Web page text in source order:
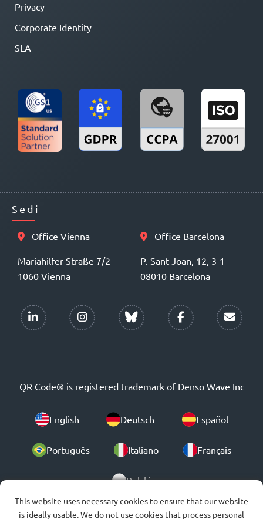
Privacy
Corporate Identity
SLA
Sedi
Office Vienna
Mariahilfer Straße 7/2
1060 Vienna
Office Barcelona
P. Sant Joan, 12, 3-1
08010 Barcelona
QR Code® is registered trademark of Denso Wave Inc
English Deutsch Español
Português Italiano Français
Polski
© 2007-2026
This website uses necessary cookies to ensure that our website
is ideally usable. We do not use cookies that process personal